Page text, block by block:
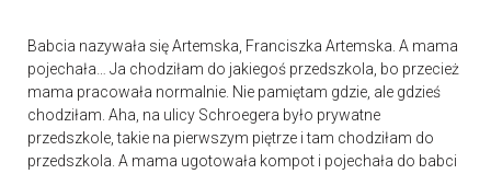
Babcia nazywała się Artemska, Franciszka Artemska. A mama
pojechała… Ja chodziłam do jakiegoś przedszkola, bo przecież
mama pracowała normalnie. Nie pamiętam gdzie, ale gdzieś
chodziłam. Aha, na ulicy Schroegera było prywatne
przedszkole, takie na pierwszym piętrze i tam chodziłam do
przedszkola. A mama ugotowała kompot i pojechała do babci